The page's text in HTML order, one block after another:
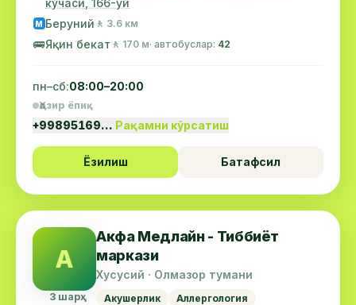
М Беруний 🚶 3.6 км
🚌Яқин бекат 🚶 170 м· автобуслар: 42
пн–сб:08:00–20:00
Ҳозир ёпиқ
+99895169… Рақамни кўрсатиш
Ёзилиш Батафсил
А
3 шарҳ
Акфа Медлайн - Тиббиёт
маркази
Хусусий · Олмазор тумани
Акушерлик
Аллергология